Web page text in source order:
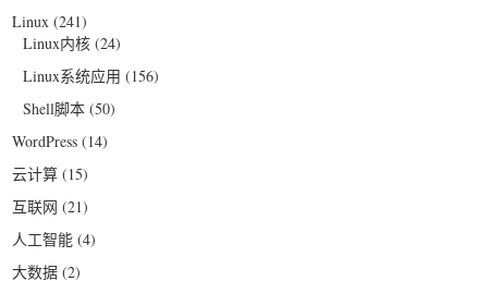
Linux (241)
Linux内核 (24)
Linux系统应用 (156)
Shell脚本 (50)
WordPress (14)
云计算 (15)
互联网 (21)
人工智能 (4)
大数据 (2)